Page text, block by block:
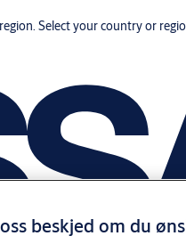
Select your country or
beskjed om du